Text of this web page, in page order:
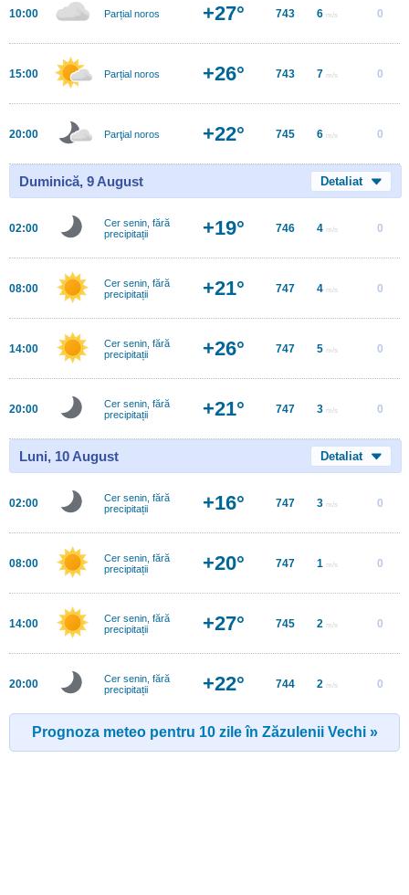
10:00 Parțial noros +27° 743 6 m/s 0
15:00 Parțial noros +26° 743 7 m/s 0
20:00 Parţial noros +22° 745 6 m/s 0
Duminică, 9 August Detaliat
02:00
Cer senin, fără
precipitații
+19° 746 4 m/s 0
08:00
Cer senin, fără
precipitații
+21° 747 4 m/s 0
14:00
Cer senin, fără
precipitații
+26° 747 5 m/s 0
20:00
Cer senin, fără
precipitații
+21° 747 3 m/s 0
Luni, 10 August Detaliat
02:00
Cer senin, fără
precipitații
+16° 747 3 m/s 0
08:00
Cer senin, fără
precipitații
+20° 747 1 m/s 0
14:00
Cer senin, fără
precipitații
+27° 745 2 m/s 0
20:00
Cer senin, fără
precipitații
+22° 744 2 m/s 0
Prognoza meteo pentru 10 zile în Zăzulenii Vechi »